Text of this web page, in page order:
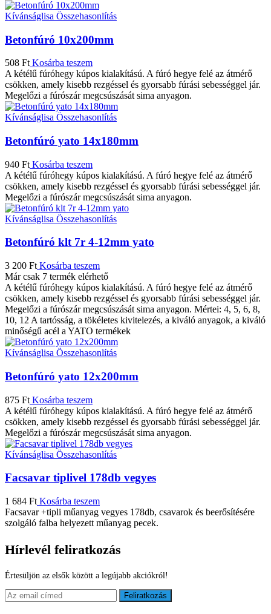
Kívánságlisa Összehasonlítás
Betonfúró 10x200mm
508 Ft Kosárba teszem
A kétélű fúróhegy kúpos kialakítású. A fúró hegye felé az átmérő
csökken, amely kisebb rezgéssel és gyorsabb fúrási sebességgel jár.
Megelőzi a fúrószár megcsúszását sima anyagon.
Kívánságlisa Összehasonlítás
Betonfúró yato 14x180mm
940 Ft Kosárba teszem
A kétélű fúróhegy kúpos kialakítású. A fúró hegye felé az átmérő
csökken, amely kisebb rezgéssel és gyorsabb fúrási sebességgel jár.
Megelőzi a fúrószár megcsúszását sima anyagon.
Kívánságlisa Összehasonlítás
Betonfúró klt 7r 4-12mm yato
3 200 Ft Kosárba teszem
Már csak 7 termék elérhető
A kétélű fúróhegy kúpos kialakítású. A fúró hegye felé az átmérő
csökken, amely kisebb rezgéssel és gyorsabb fúrási sebességgel jár.
Megelőzi a fúrószár megcsúszását sima anyagon. Mértei: 4, 5, 6, 8,
10, 12 A tartósság, a tökéletes kivitelezés, a kiváló anyagok, a kiváló
minőségű acél a YATO termékek
Kívánságlisa Összehasonlítás
Betonfúró yato 12x200mm
875 Ft Kosárba teszem
A kétélű fúróhegy kúpos kialakítású. A fúró hegye felé az átmérő
csökken, amely kisebb rezgéssel és gyorsabb fúrási sebességgel jár.
Megelőzi a fúrószár megcsúszását sima anyagon.
Kívánságlisa Összehasonlítás
Facsavar tiplivel 178db vegyes
1 684 Ft Kosárba teszem
Facsavar +tipli műanyag vegyes 178db, csavarok és beerősítésére
szolgáló falba helyezett műanyag pecek.
Hírlevél feliratkozás
Értesüljön az elsők között a legújabb akciókról!
Feliratkozás